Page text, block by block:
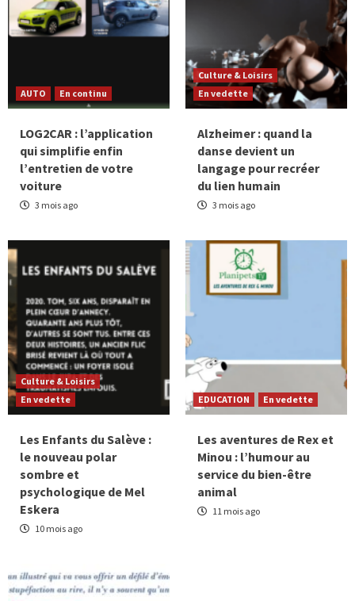
AUTO En continu
LOG2CAR : l’application
qui simplifie enfin
l’entretien de votre
voiture
3 mois ago
Culture & Loisirs
En vedette
Alzheimer : quand la
danse devient un
langage pour recréer
du lien humain
3 mois ago
Culture & Loisirs
En vedette
Les Enfants du Salève :
le nouveau polar
sombre et
psychologique de Mel
Eskera
10 mois ago
EDUCATION En vedette
Les aventures de Rex et
Minou : l’humour au
service du bien-être
animal
11 mois ago